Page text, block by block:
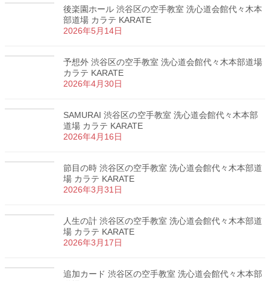
後楽園ホール 渋谷区の空手教室 洗心道会館代々木本
部道場 カラテ KARATE
2026年5月14日
予想外 渋谷区の空手教室 洗心道会館代々木本部道場
カラテ KARATE
2026年4月30日
SAMURAI 渋谷区の空手教室 洗心道会館代々木本部
道場 カラテ KARATE
2026年4月16日
節目の時 渋谷区の空手教室 洗心道会館代々木本部道
場 カラテ KARATE
2026年3月31日
人生の計 渋谷区の空手教室 洗心道会館代々木本部道
場 カラテ KARATE
2026年3月17日
追加カード 渋谷区の空手教室 洗心道会館代々木本部